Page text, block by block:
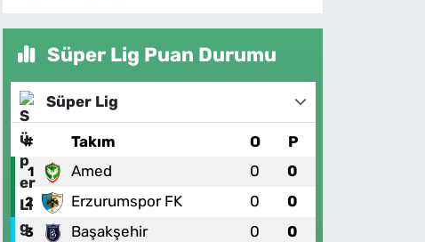
Süper Lig Puan Durumu
Süper Lig
# Takım O P
1 Amed 0 0
2 Erzurumspor FK 0 0
3 Başakşehir 0 0